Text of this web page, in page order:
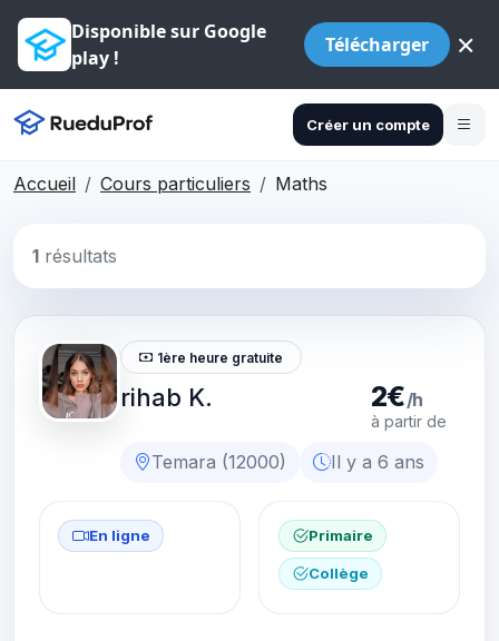
Disponible sur Google
play !
Télécharger ×
Créer un compte
Accueil Cours particuliers Maths
1 résultats
1ère heure gratuite
rihab K. 2€/h
à partir de
Temara (12000) Il y a 6 ans
En ligne Primaire
Collège